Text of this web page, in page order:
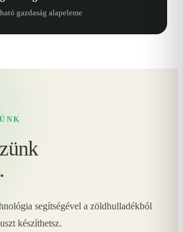
gazdaság alapeleme
segítségével a zöldhulladékból
készíthetsz.